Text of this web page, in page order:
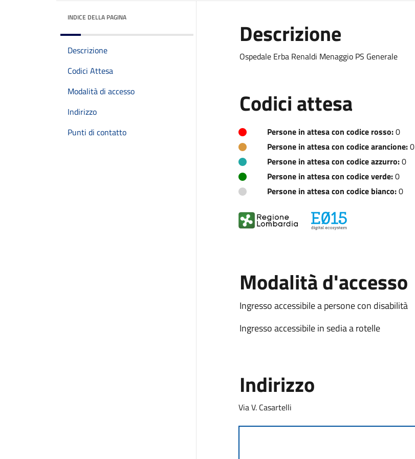
INDICE DELLA PAGINA
Descrizione
Codici Attesa
Modalità di accesso
Indirizzo
Punti di contatto
Descrizione
Ospedale Erba Renaldi Menaggio PS Generale
Codici attesa
Persone in attesa con codice rosso:0
Persone in attesa con codice arancione:0
Persone in attesa con codice azzurro:0
Persone in attesa con codice verde:0
Persone in attesa con codice bianco:0
Modalità d'accesso
Ingresso accessibile a persone con disabilità
Ingresso accessibile in sedia a rotelle
Indirizzo
Via V. Casartelli